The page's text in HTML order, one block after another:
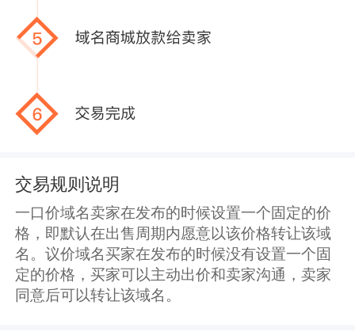
交易规则说明
一口价域名卖家在发布的时候设置一个固定的价
格，即默认在出售周期内愿意以该价格转让该域
名。议价域名买家在发布的时候没有设置一个固
定的价格，买家可以主动出价和卖家沟通，卖家
同意后可以转让该域名。